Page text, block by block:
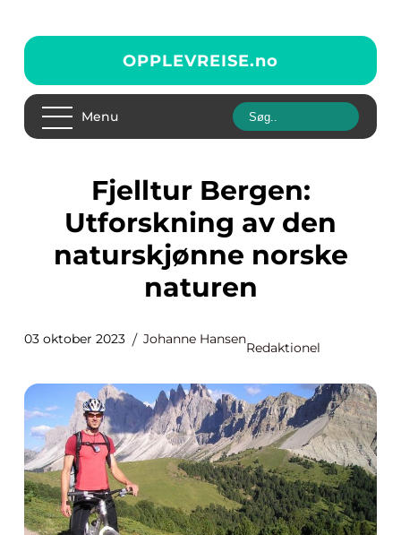
OPPLEVREISE.no
Menu
Fjelltur Bergen:
Utforskning av den
naturskjønne norske
naturen
03 oktober 2023 Johanne Hansen
Redaktionel